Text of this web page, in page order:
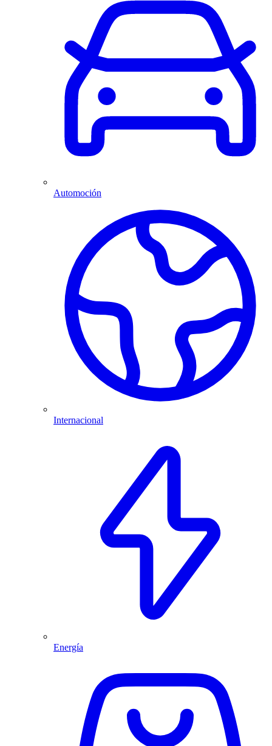
Automoción
Internacional
Energía